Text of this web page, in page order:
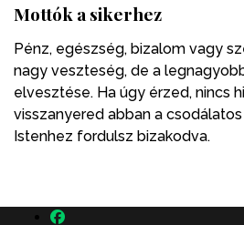
Mottók a sikerhez
Pénz, egészség, bizalom vagy
nagy veszteség, de a
elvesztése. Ha úgy érzed, nincs
visszanyered abban a
Istenhez fordulsz bizakodva.